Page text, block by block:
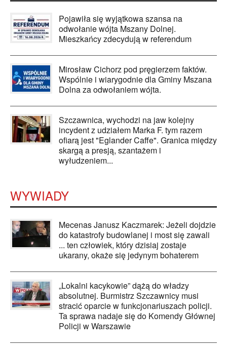
Pojawiła się wyjątkowa szansa na
odwołanie wójta Mszany Dolnej.
Mieszkańcy zdecydują w referendum
Mirosław Cichorz pod pręgierzem faktów.
Wspólnie i wiarygodnie dla Gminy Mszana
Dolna za odwołaniem wójta.
Szczawnica, wychodzi na jaw kolejny
incydent z udziałem Marka F. tym razem
ofiarą jest "Eglander Caffe". Granica między
skargą a presją, szantażem i
wyłudzeniem...
WYWIADY
Mecenas Janusz Kaczmarek: Jeżeli dojdzie
do katastrofy budowlanej i most się zawali
... ten człowiek, który dzisiaj zostaje
ukarany, okaże się jedynym bohaterem
„Lokalni kacykowie” dążą do władzy
absolutnej. Burmistrz Szczawnicy musi
stracić oparcie w funkcjonariuszach policji.
Ta sprawa nadaje się do Komendy Głównej
Policji w Warszawie